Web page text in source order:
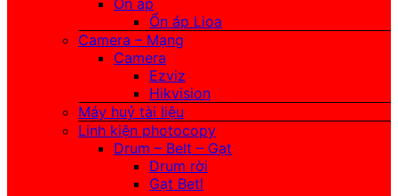
Ổn áp
Ổn áp Lioa
Camera – Mạng
Camera
Ezviz
Hikvision
Máy huỷ tài liệu
Linh kiện photocopy
Drum – Belt – Gạt
Drum rời
Gạt Betl